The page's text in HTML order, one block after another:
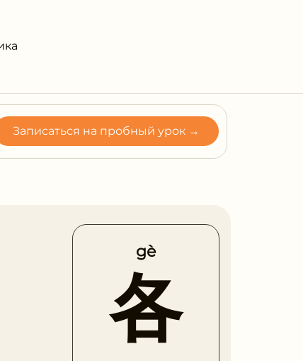
Записаться на пробный урок →
gè
各